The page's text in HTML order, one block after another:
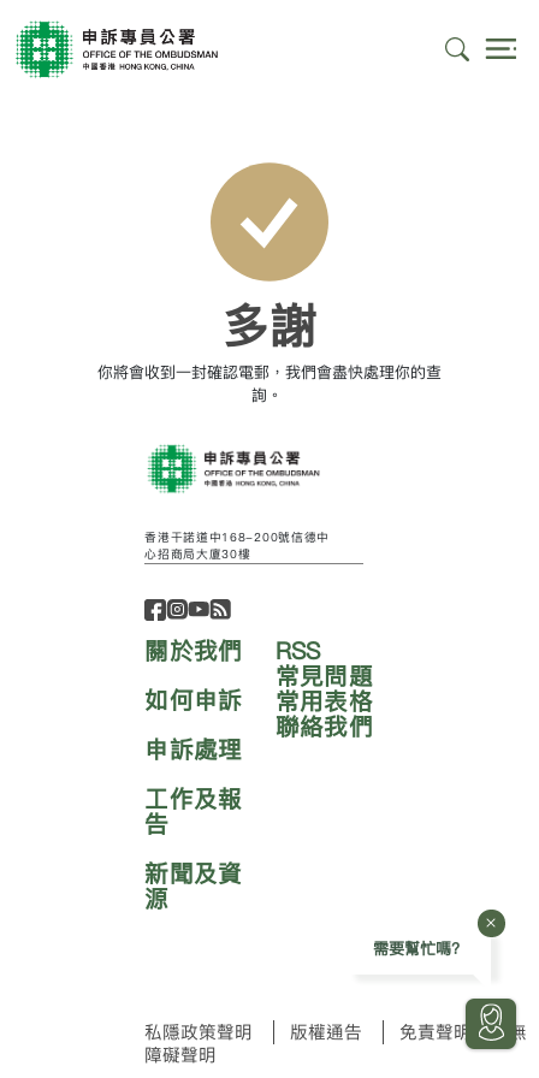
多謝
你將會收到一封確認電郵，我們會盡快處理你的查
詢。
香港干諾道中168-200號信德中
心招商局大廈30樓
私隱政策聲明 版權通告 免責聲明
無
障礙聲明
關於我們
如何申訴
申訴處理
工作及報
告
新聞及資
源
RSS
常見問題
常用表格
聯絡我們
需要幫忙嗎?